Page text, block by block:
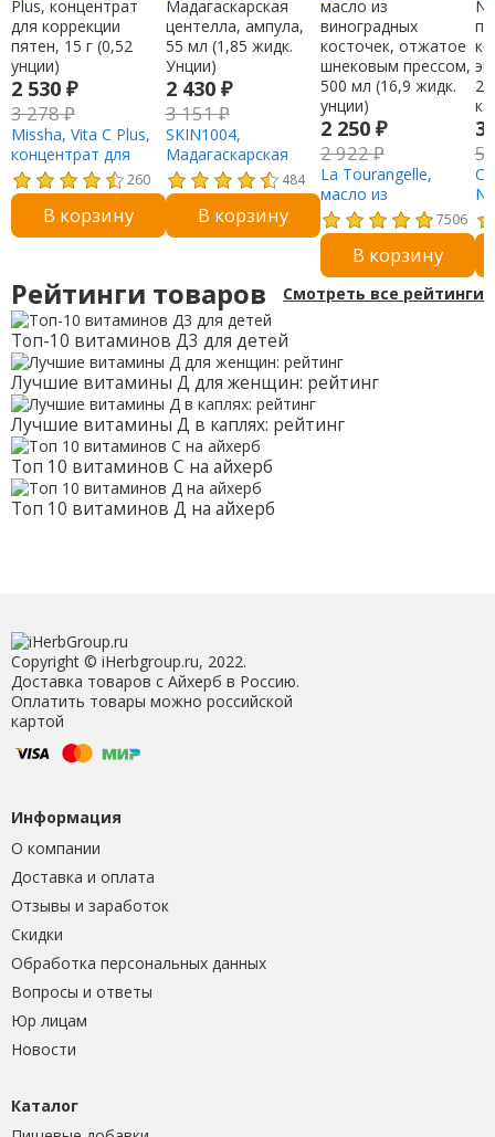
2 530 ₽
3 278₽
Missha, Vita C Plus,
концентрат для
коррекции пятен, 15
г (0,52 унции)
260
В корзину
2 430 ₽
3 151₽
SKIN1004,
Мадагаскарская
центелла, ампула,
55 мл (1,85 жидк.
Унции)
484
В корзину
2 250 ₽
2 922₽
La Tourangelle,
масло из
виноградных
косточек, отжатое
шнековым прессом,
500 мл (16,9 жидк.
унции)
7506
В корзину
3
5
Рейтинги товаров Смотреть все рейтинги
Топ-10 витаминов Д3 для детей
Лучшие витамины Д для женщин: рейтинг
Лучшие витамины Д в каплях: рейтинг
Топ 10 витаминов С на айхерб
Топ 10 витаминов Д на айхерб
Copyright © iHerbgroup.ru, 2022.
Доставка товаров с Айхерб в Россию.
Оплатить товары можно российской
картой
Информация
О компании
Доставка и оплата
Отзывы и заработок
Скидки
Обработка персональных данных
Вопросы и ответы
Юр лицам
Новости
Каталог